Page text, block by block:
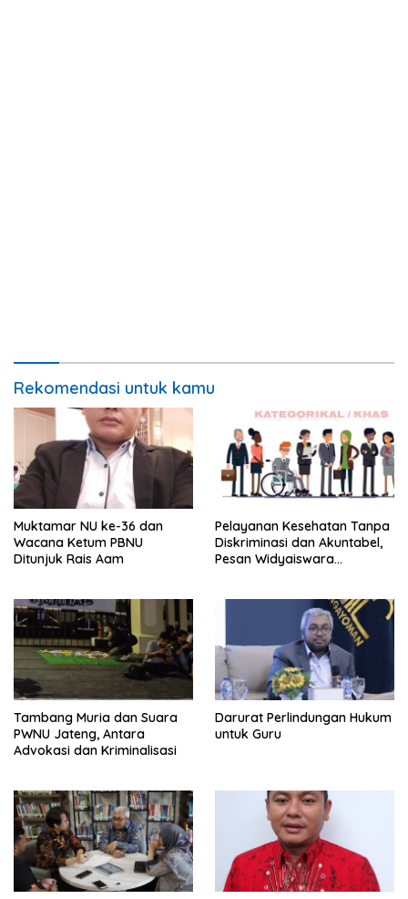
Rekomendasi untuk kamu
Muktamar NU ke-36 dan
Wacana Ketum PBNU
Ditunjuk Rais Aam
Pelayanan Kesehatan Tanpa
Diskriminasi dan Akuntabel,
Pesan Widyaiswara
Tambang Muria dan Suara
PWNU Jateng, Antara
Advokasi dan Kriminalisasi
Darurat Perlindungan Hukum
untuk Guru